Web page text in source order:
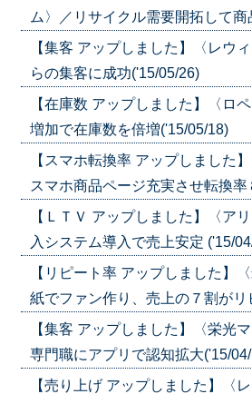
ム〉／リサイクル需要開拓して
【集客 アップしました】〈レウ
らの集客に成功('15/05/26)
【在庫数 アップしました】〈ロ
増加で在庫数を倍増('15/05/18)
【スマホ転換率 アップしました
スマホ商品ページ充実させ転換
【ＬＴＶ アップしました】〈ア
入システム導入で売上安定 ('15/
【リピート率 アップしました】
紙でファン作り、売上の７割が
【集客 アップしました】〈栄光
専門職にアプリで認知拡大('15/
【売り上げ アップしました】〈